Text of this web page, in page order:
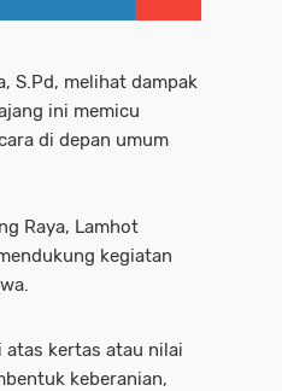
S.Pd, melihat dampak
ini memicu
di depan umum
Raya, Lamhot
kegiatan
atas kertas atau nilai
keberanian,